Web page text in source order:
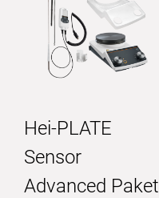
Hei-PLATE
Sensor
Advanced Paket